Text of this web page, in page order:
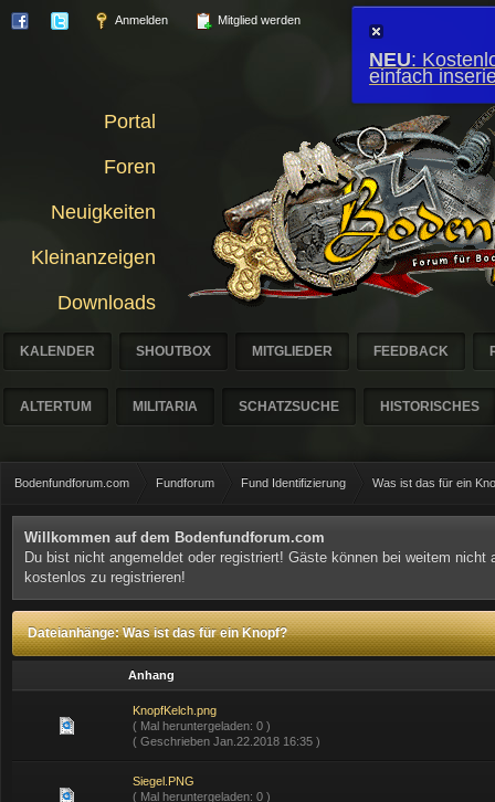
Anmelden Mitglied werden
Portal
Foren
Neuigkeiten
Kleinanzeigen
Downloads
KALENDER SHOUTBOX MITGLIEDER FEEDBACK
ALTERTUM MILITARIA SCHATZSUCHE HISTORISCHES
Bodenfundforum.com Fundforum Fund Identifizierung Was ist das für ein
NEU:
einfach
Willkommen auf dem Bodenfundforum.com
Du bist nicht angemeldet oder registriert! Gäste können bei weitem
kostenlos zu registrieren!
Dateianhänge: Was ist das für ein Knopf?
Anhang
KnopfKelch.png
( Mal heruntergeladen: 0 )
( Geschrieben Jan.22.2018 16:35 )
Siegel.PNG
( Mal heruntergeladen: 0 )